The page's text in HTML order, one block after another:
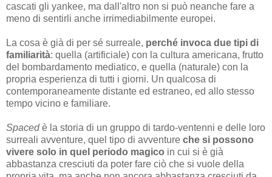
cascati gli yankee, ma dall'altro non si può neanche fare a
meno di sentirli anche irrimediabilmente europei.
La cosa è già di per sé surreale, perché invoca due tipi di
familiarità: quella (artificiale) con la cultura americana, frutto
del bombardamento mediatico, e quella (naturale) con la
propria esperienza di tutti i giorni. Un qualcosa di
contemporaneamente distante ed estraneo, ed allo stesso
tempo vicino e familiare.
Spacedè la storia di un gruppo di tardo-ventenni e delle loro
surreali avventure, quel tipo di avventure che si possono
vivere solo in quel periodo magico in cui si è già
abbastanza cresciuti da poter fare ciò che si vuole della